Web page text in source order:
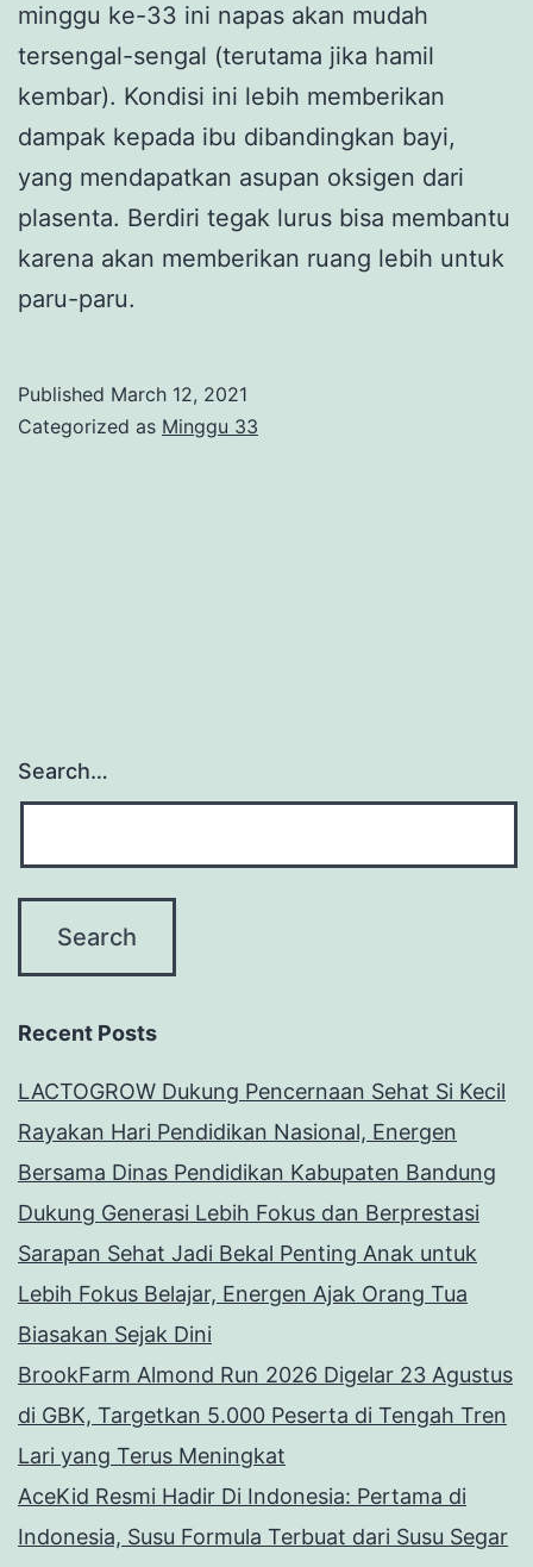
minggu ke-33 ini napas akan mudah
tersengal-sengal (terutama jika hamil
kembar). Kondisi ini lebih memberikan
dampak kepada ibu dibandingkan bayi,
yang mendapatkan asupan oksigen dari
plasenta. Berdiri tegak lurus bisa membantu
karena akan memberikan ruang lebih untuk
paru-paru.
Published March 12, 2021
Categorized as Minggu 33
Search…
Recent Posts
LACTOGROW Dukung Pencernaan Sehat Si Kecil
Rayakan Hari Pendidikan Nasional, Energen
Bersama Dinas Pendidikan Kabupaten Bandung
Dukung Generasi Lebih Fokus dan Berprestasi
Sarapan Sehat Jadi Bekal Penting Anak untuk
Lebih Fokus Belajar, Energen Ajak Orang Tua
Biasakan Sejak Dini
BrookFarm Almond Run 2026 Digelar 23 Agustus
di GBK, Targetkan 5.000 Peserta di Tengah Tren
Lari yang Terus Meningkat
AceKid Resmi Hadir Di Indonesia: Pertama di
Indonesia, Susu Formula Terbuat dari Susu Segar